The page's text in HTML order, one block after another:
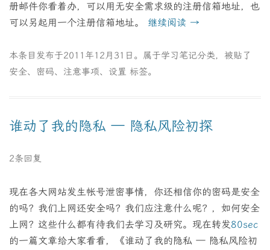
册邮件你看着办，可以用无安全需求级的注册信箱地址，也
可以另起用一个注册信箱地址。 继续阅读 →
本条目发布于2011年12月31日 。属于学习笔记分类，被贴了
安全、 密码、 注意事项、 设置 标签。
谁动了我的隐私 — 隐私风险初探
2条回复
现在各大网站发生帐号泄密事情，你还相信你的密码是安全
的吗？我们上网还安全吗？我们应注意什么呢？，如何安全
上网？这些什么都有待我们去学习及研究。现在转发80sec
的一篇文章给大家看看，《谁动了我的隐私 — 隐私风险初